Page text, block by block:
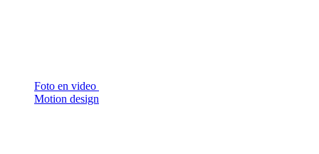
Foto en video
Motion design